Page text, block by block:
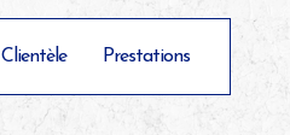
Clientèle Prestations